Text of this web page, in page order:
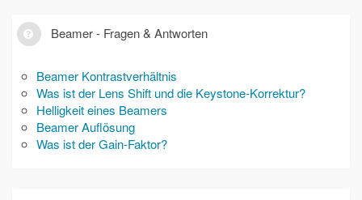
Beamer - Fragen & Antworten
Beamer Kontrastverhältnis
Was ist der Lens Shift und die Keystone-Korrektur?
Helligkeit eines Beamers
Beamer Auflösung
Was ist der Gain-Faktor?